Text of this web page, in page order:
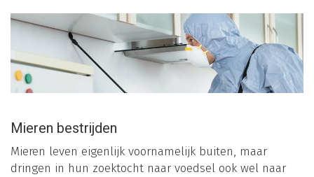
Mieren bestrijden
Mieren leven eigenlijk voornamelijk buiten, maar
dringen in hun zoektocht naar voedsel ook wel naar